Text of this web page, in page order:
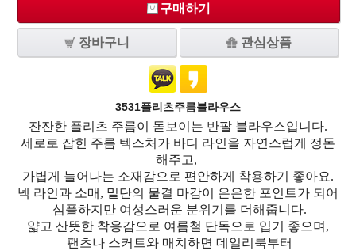
구매하기
장바구니 관심상품
3531플리츠주름블라우스
잔잔한 플리츠 주름이 돋보이는 반팔 블라우스입니다.
세로로 잡힌 주름 텍스처가 바디 라인을 자연스럽게 정돈
해주고,
가볍게 늘어나는 소재감으로 편안하게 착용하기 좋아요.
넥 라인과 소매, 밑단의 물결 마감이 은은한 포인트가 되어
심플하지만 여성스러운 분위기를 더해줍니다.
얇고 산뜻한 착용감으로 여름철 단독으로 입기 좋으며,
팬츠나 스커트와 매치하면 데일리룩부터